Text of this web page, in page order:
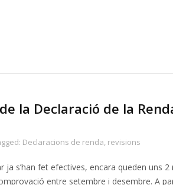
la Declaració de la
Declaracions de renda, revisions
s’han fet efectives, encara queden uns
entre setembre i desembre. A